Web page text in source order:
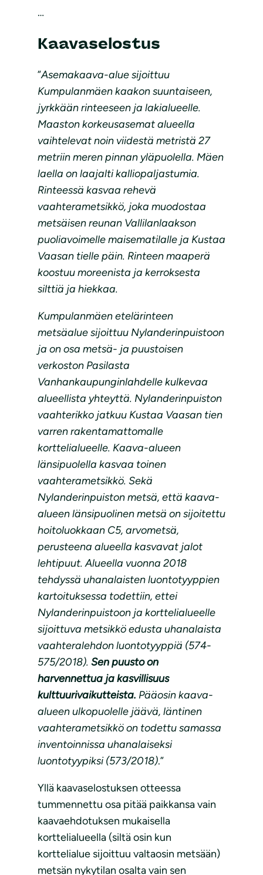
…
Kaavaselostus
”Asemakaava-alue sijoittuu
Kumpulanmäen kaakon suuntaiseen,
jyrkkään rinteeseen ja lakialueelle.
Maaston korkeusasemat alueella
vaihtelevat noin viidestä metristä 27
metriin meren pinnan yläpuolella. Mäen
laella on laajalti kalliopaljastumia.
Rinteessä kasvaa rehevä
vaahterametsikkö, joka muodostaa
metsäisen reunan Vallilanlaakson
puoliavoimelle maisematilalle ja Kustaa
Vaasan tielle päin. Rinteen maaperä
koostuu moreenista ja kerroksesta
silttiä ja hiekkaa.
Kumpulanmäen etelärinteen
metsäalue sijoittuu Nylanderinpuistoon
ja on osa metsä- ja puustoisen
verkoston Pasilasta
Vanhankaupunginlahdelle kulkevaa
alueellista yhteyttä. Nylanderinpuiston
vaahterikko jatkuu Kustaa Vaasan tien
varren rakentamattomalle
korttelialueelle. Kaava-alueen
länsipuolella kasvaa toinen
vaahterametsikkö. Sekä
Nylanderinpuiston metsä, että kaava-
alueen länsipuolinen metsä on sijoitettu
hoitoluokkaan C5, arvometsä,
perusteena alueella kasvavat jalot
lehtipuut. Alueella vuonna 2018
tehdyssä uhanalaisten luontotyyppien
kartoituksessa todettiin, ettei
Nylanderinpuistoon ja korttelialueelle
sijoittuva metsikkö edusta uhanalaista
vaahteralehdon luontotyyppiä (574-
575/2018). Sen puusto on
harvennettua ja kasvillisuus
kulttuurivaikutteista. Pääosin kaava-
alueen ulkopuolelle jäävä, läntinen
vaahterametsikkö on todettu samassa
inventoinnissa uhanalaiseksi
luontotyypiksi (573/2018).”
Yllä kaavaselostuksen otteessa
tummennettu osa pitää paikkansa vain
kaavaehdotuksen mukaisella
korttelialueella (siltä osin kun
korttelialue sijoittuu valtaosin metsään)
metsän nykytilan osalta vain sen